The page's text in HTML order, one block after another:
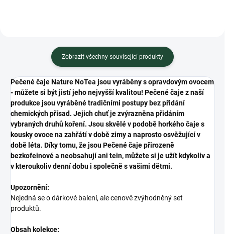
Zobrazit všechny související produkty
Pečené čaje Nature NoTea jsou vyráběny s opravdovým ovocem
- můžete si být jistí jeho nejvyšší kvalitou! Pečené čaje z naší
produkce jsou vyráběné tradičními postupy bez přidání
chemických přísad. Jejich chuť je zvýrazněna přidáním
vybraných druhů koření. Jsou skvělé v podobě horkého čaje s
kousky ovoce na zahřátí v době zimy a naprosto osvěžující v
době léta. Díky tomu, že jsou Pečené čaje přirozeně
bezkofeinové a neobsahují ani tein, můžete si je užít kdykoliv a
v kteroukoliv denní dobu i společně s vašimi dětmi.
Upozornění:
Nejedná se o dárkové balení, ale cenově zvýhodněný set
produktů.
Obsah kolekce: